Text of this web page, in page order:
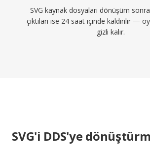
SVG kaynak dosyaları dönüşüm
çıktıları ise 24 saat içinde kaldırılır —
gizli kalır.
SVG'i DDS'ye